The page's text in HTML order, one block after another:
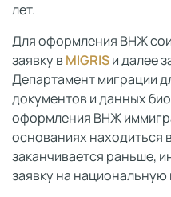
лет.
Для оформления ВНЖ
заявку вMIGRISи далее
Департамент миграции
документов и данных
оформления ВНЖ
основаниях находиться
заканчивается раньше,
заявку на